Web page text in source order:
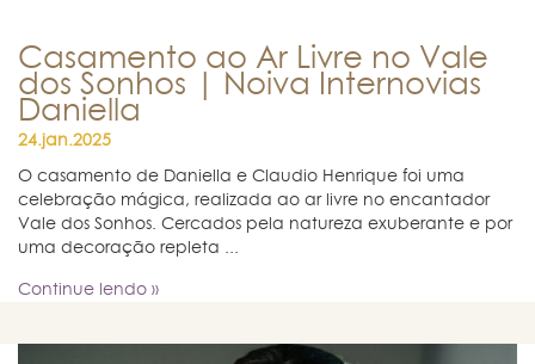
Casamento ao Ar Livre no Vale
dos Sonhos | Noiva Internovias
Daniella
24.jan.2025
O casamento de Daniella e Claudio Henrique foi uma
celebração mágica, realizada ao ar livre no encantador
Vale dos Sonhos. Cercados pela natureza exuberante e por
uma decoração repleta ...
Continue lendo »